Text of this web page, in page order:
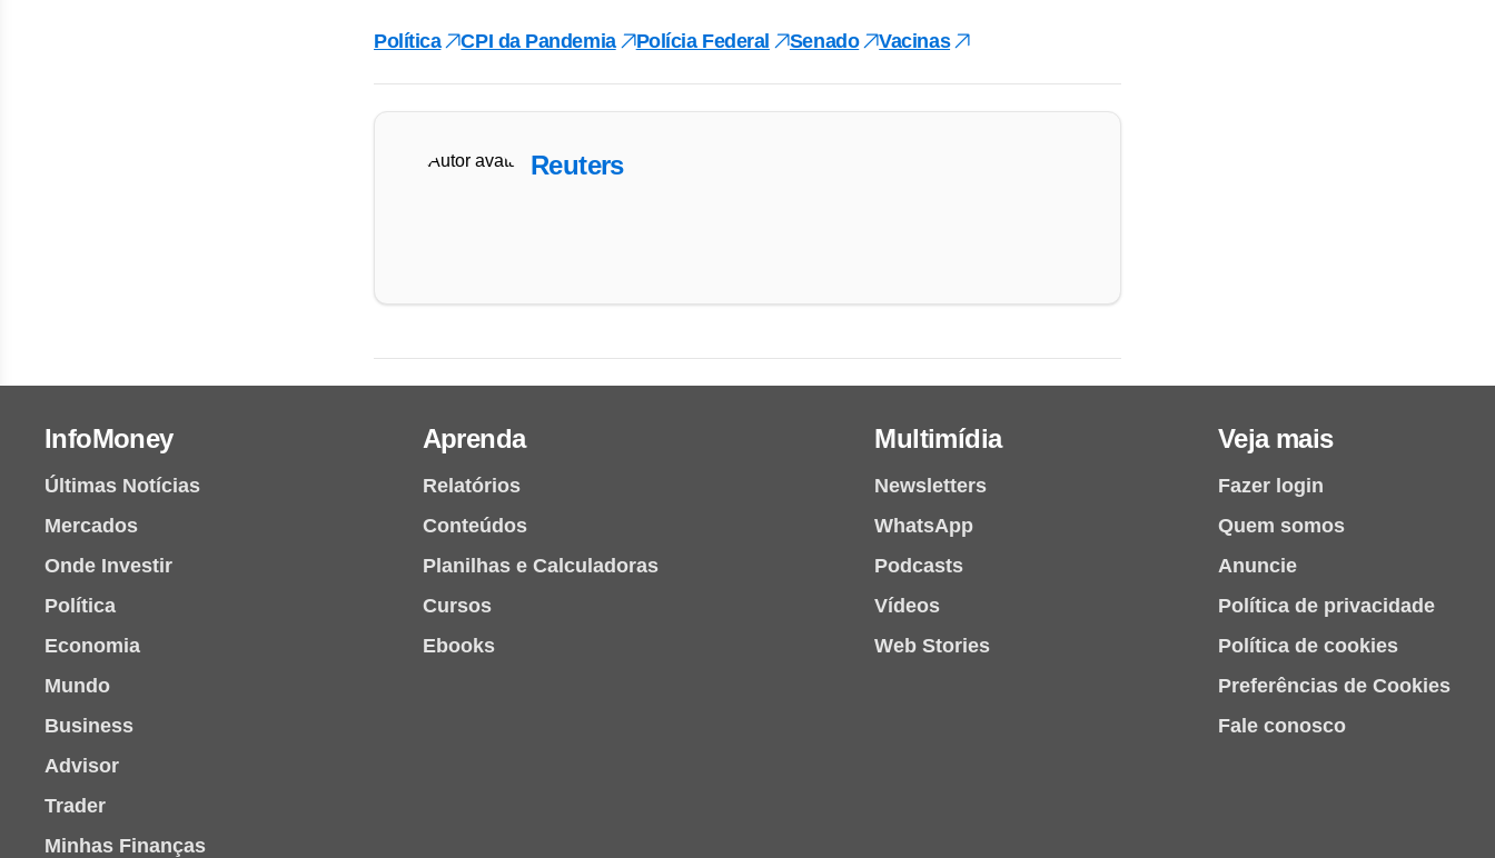
Política CPI da Pandemia Polícia Federal Senado Vacinas
Reuters
InfoMoney
Últimas Notícias
Mercados
Onde Investir
Política
Economia
Mundo
Business
Advisor
Trader
Minhas Finanças
Aprenda
Relatórios
Conteúdos
Planilhas e Calculadoras
Cursos
Ebooks
Multimídia
Newsletters
WhatsApp
Podcasts
Vídeos
Web Stories
Veja mais
Fazer login
Quem somos
Anuncie
Política de privacidade
Política de cookies
Preferências de Cookies
Fale conosco